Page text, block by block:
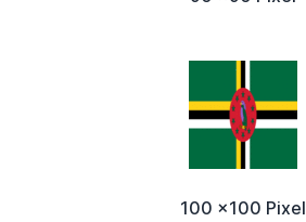
100 x100 Pixel